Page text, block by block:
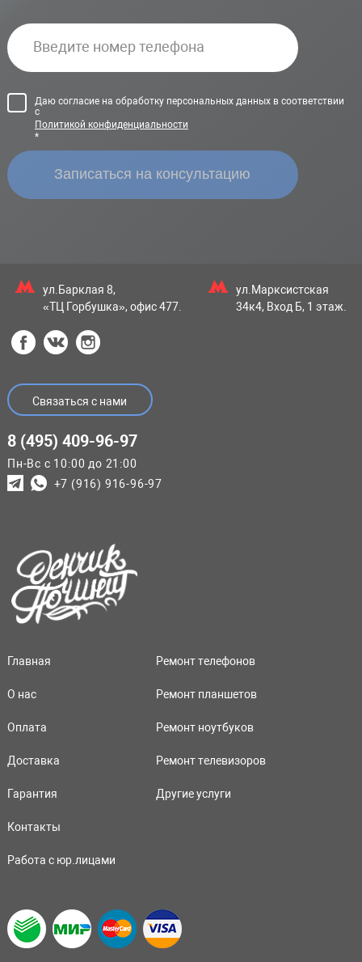
Даю согласие на обработку персональных данных в соответствии
с
Политикой конфиденциальности
*
ул.Барклая 8,
«ТЦ Горбушка», офис 477.
ул.Марксистская
34к4, Вход Б, 1 этаж.
Связаться с нами
8 (495) 409-96-97
Пн-Вс с 10:00 до 21:00
+7 (916) 916-96-97
Главная
О нас
Оплата
Доставка
Гарантия
Контакты
Работа с юр.лицами
Ремонт телефонов
Ремонт планшетов
Ремонт ноутбуков
Ремонт телевизоров
Другие услуги